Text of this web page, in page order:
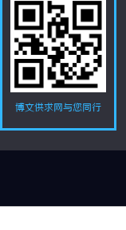
博文供求网与您同行